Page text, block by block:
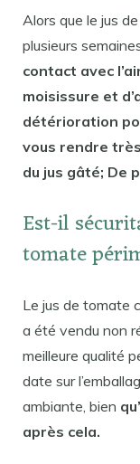
Alors que le jus
plusieurs
contact avec
moisissure et
détérioration
vous rendre
du jus gâté; De
Est-il
tomate
Le jus de tomate
a été vendu non
meilleure qualité
date sur
ambiante, bien
après cela.